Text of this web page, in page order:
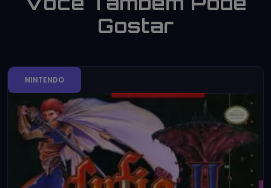
Gostar
NINTENDO